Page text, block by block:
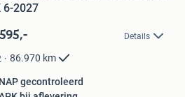
6-2027
Details
86.970 km
NAP gecontroleerd